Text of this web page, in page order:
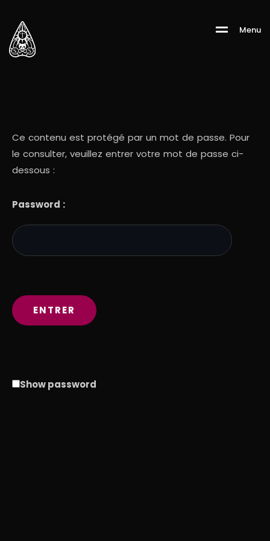
Menu
Ce contenu est protégé par un mot de passe. Pour
le consulter, veuillez entrer votre mot de passe ci-
dessous :
Password :
Show password